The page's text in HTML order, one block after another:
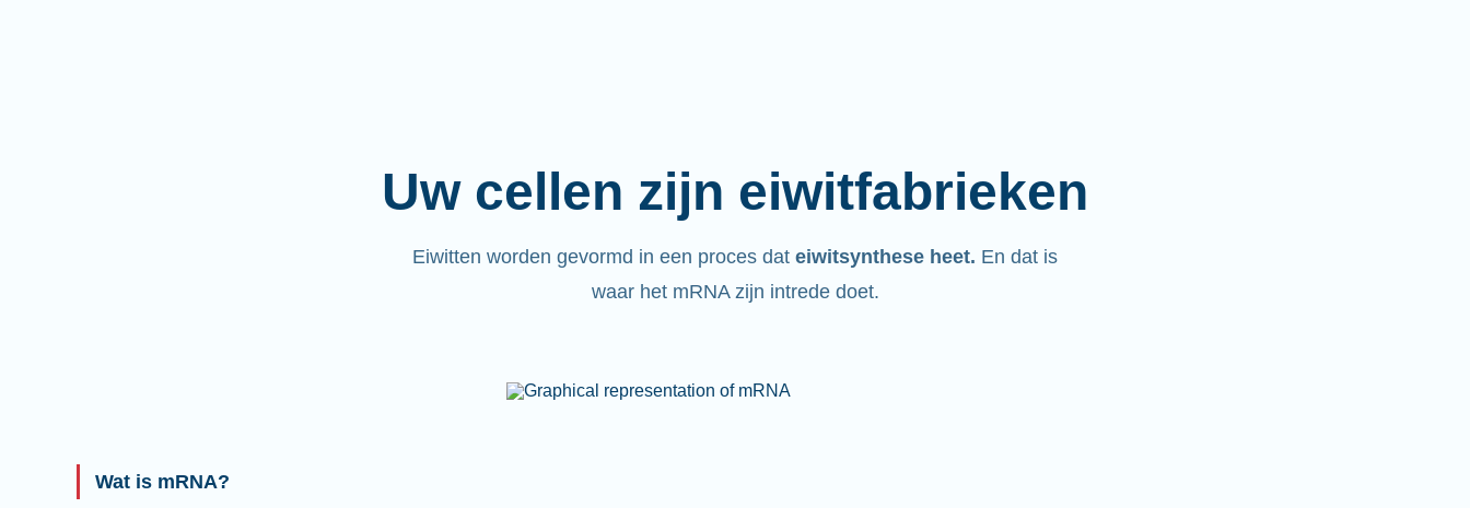
Uw cellen zijn eiwitfabrieken
Eiwitten worden gevormd in een proces dat eiwitsynthese heet. En dat is
waar het mRNA zijn intrede doet.
Wat is mRNA?